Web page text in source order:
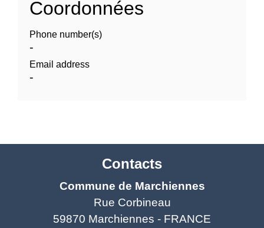
Coordonnées
Phone number(s)
-
Email address
-
Contacts
Commune de Marchiennes
Rue Corbineau
59870 Marchiennes - FRANCE